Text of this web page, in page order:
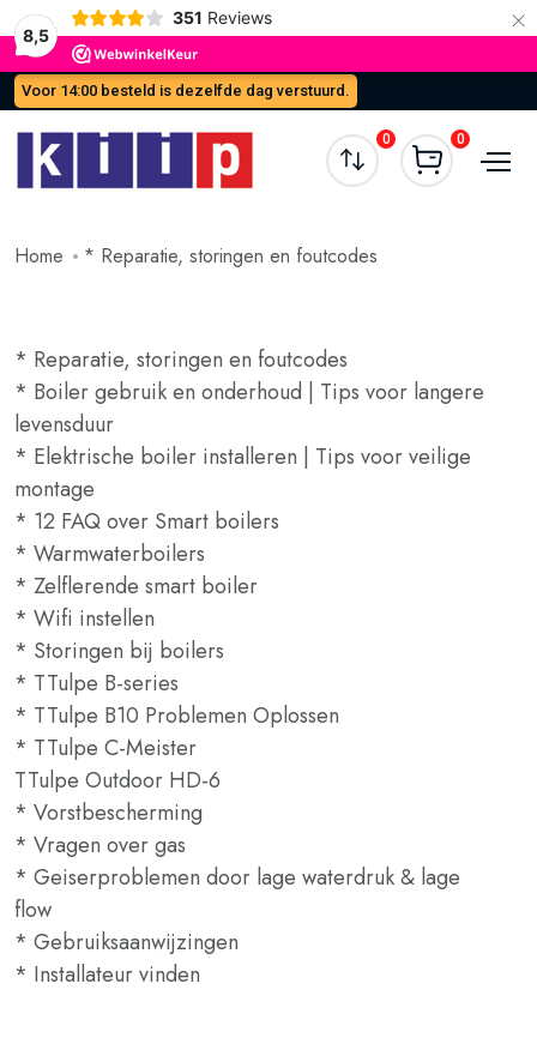
8,5
351 Reviews ×
Voor 14:00 besteld is dezelfde dag verstuurd.
0 0
Home * Reparatie, storingen en foutcodes
* Reparatie, storingen en foutcodes
* Boiler gebruik en onderhoud | Tips voor langere
levensduur
* Elektrische boiler installeren | Tips voor veilige
montage
* 12 FAQ over Smart boilers
* Warmwaterboilers
* Zelflerende smart boiler
* Wifi instellen
* Storingen bij boilers
* TTulpe B-series
* TTulpe B10 Problemen Oplossen
* TTulpe C-Meister
TTulpe Outdoor HD-6
* Vorstbescherming
* Vragen over gas
* Geiserproblemen door lage waterdruk & lage
flow
* Gebruiksaanwijzingen
* Installateur vinden